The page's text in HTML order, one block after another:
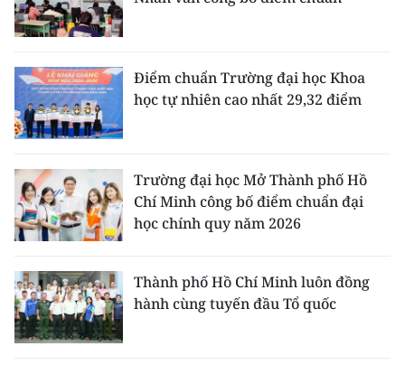
Điểm chuẩn Trường đại học Khoa
học tự nhiên cao nhất 29,32 điểm
Trường đại học Mở Thành phố Hồ
Chí Minh công bố điểm chuẩn đại
học chính quy năm 2026
Thành phố Hồ Chí Minh luôn đồng
hành cùng tuyến đầu Tổ quốc